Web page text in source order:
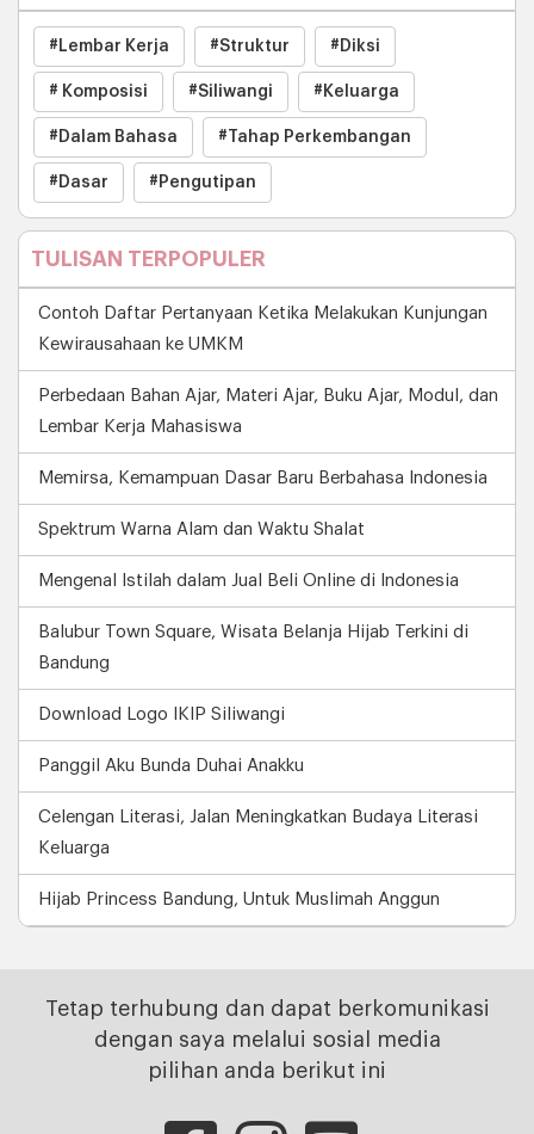
#Lembar Kerja #Struktur #Diksi
# Komposisi #Siliwangi #Keluarga
#Dalam Bahasa #Tahap Perkembangan
#Dasar #Pengutipan
TULISAN TERPOPULER
Contoh Daftar Pertanyaan Ketika Melakukan Kunjungan
Kewirausahaan ke UMKM
Perbedaan Bahan Ajar, Materi Ajar, Buku Ajar, Modul, dan
Lembar Kerja Mahasiswa
Memirsa, Kemampuan Dasar Baru Berbahasa Indonesia
Spektrum Warna Alam dan Waktu Shalat
Mengenal Istilah dalam Jual Beli Online di Indonesia
Balubur Town Square, Wisata Belanja Hijab Terkini di
Bandung
Download Logo IKIP Siliwangi
Panggil Aku Bunda Duhai Anakku
Celengan Literasi, Jalan Meningkatkan Budaya Literasi
Keluarga
Hijab Princess Bandung, Untuk Muslimah Anggun
Tetap terhubung dan dapat berkomunikasi
dengan saya melalui sosial media
pilihan anda berikut ini